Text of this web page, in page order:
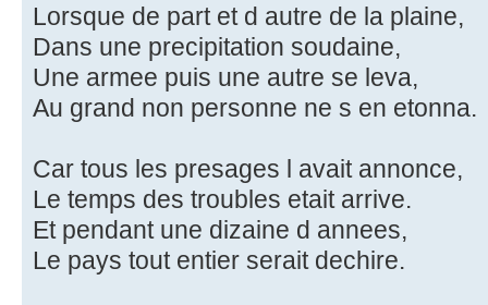
Lorsque de part et d autre de la plaine,
Dans une precipitation soudaine,
Une armee puis une autre se leva,
Au grand non personne ne s en etonna.
Car tous les presages l avait annonce,
Le temps des troubles etait arrive.
Et pendant une dizaine d annees,
Le pays tout entier serait dechire.